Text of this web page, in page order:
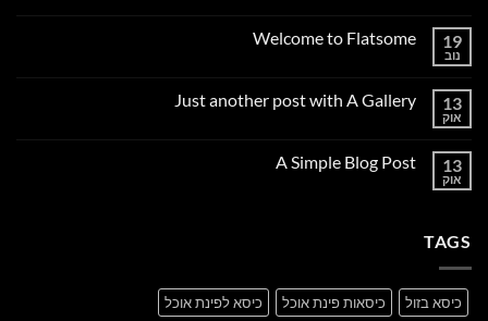
19
נוב
Welcome to Flatsome
Welcome
13
אוק
Just another post with A Gallery
Just
13
אוק
A Simple Blog Post
TAGS
כיסא בזול כיסאות פינת אוכל
כיסא לפינת אוכל